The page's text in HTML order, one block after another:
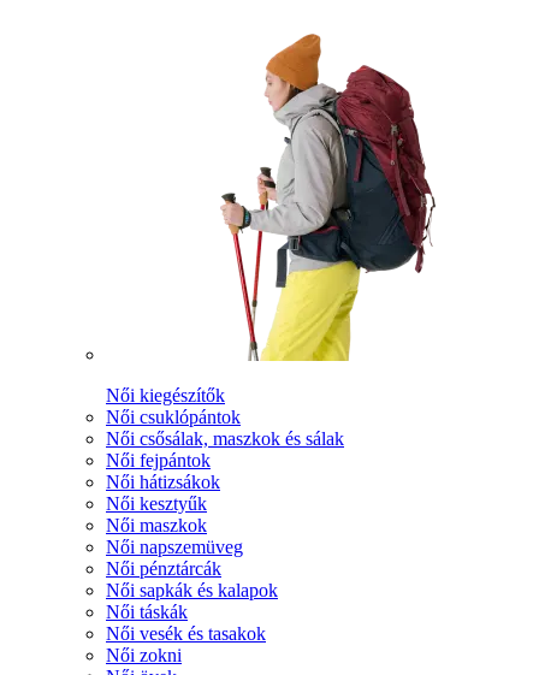
Női kiegészítők
Női csuklópántok
Női csősálak, maszkok és sálak
Női fejpántok
Női hátizsákok
Női kesztyűk
Női maszkok
Női napszemüveg
Női pénztárcák
Női sapkák és kalapok
Női táskák
Női vesék és tasakok
Női zokni